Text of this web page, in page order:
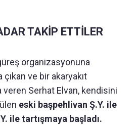
TAKİP ETTİLER
organizasyonuna
ve bir akaryakıt
Serhat Elvan, kendisini
eski başpehlivan Ş.Y. ile
ile tartışmaya başladı.